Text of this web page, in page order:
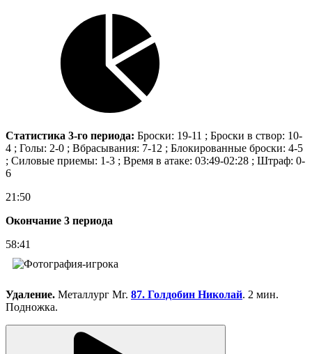
Статистика 3-го периода: Броски: 19-11 ; Броски в створ: 10-
4 ; Голы: 2-0 ; Вбрасывания: 7-12 ; Блокированные броски: 4-5
; Силовые приемы: 1-3 ; Время в атаке: 03:49-02:28 ; Штраф: 0-
6
21:50
Окончание 3 периода
58:41
Удаление. Металлург Мг. 87. Голдобин Николай. 2 мин.
Подножка.